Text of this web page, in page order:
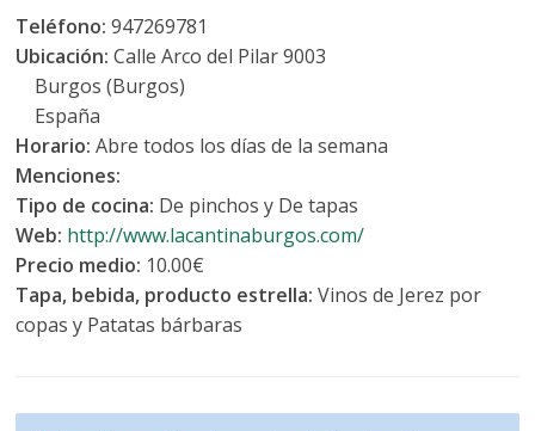
Teléfono:947269781
Ubicación:Calle Arco del Pilar 9003
Burgos (Burgos)
España
Horario:Abre todos los días de la semana
Menciones:
Tipo de cocina: De pinchos y De tapas
Web: http://www.lacantinaburgos.com/
Precio medio: 10.00€
Tapa, bebida, producto estrella:Vinos de Jerez por
copas y Patatas bárbaras